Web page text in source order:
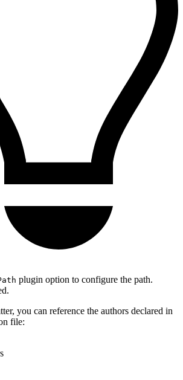
plugin option to configure the path.
you can reference the authors declared in
file: